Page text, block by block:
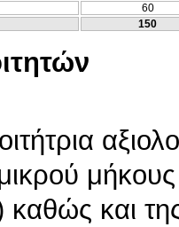
60
150
μικρού
και